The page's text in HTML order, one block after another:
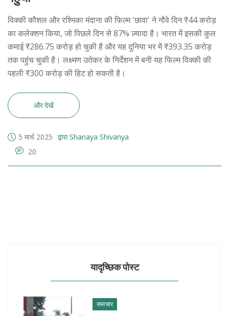
विक्की कौशल और रश्मिका मंदाना की फिल्म 'छावा' ने नौवे दिन ₹44 करोड़
का कलेक्शन किया, जो पिछले दिन से 87% ज़्यादा है। भारत में इसकी कुल
कमाई ₹286.75 करोड़ हो चुकी है और यह दुनिया भर में ₹393.35 करोड़
तक पहुंच चुकी है। लक्ष्मण उतेकर के निर्देशन में बनी यह फिल्म विक्की की
पहली ₹300 करोड़ की हिट हो सकती है।
और देखें
5 मार्च 2025 द्वारा Shanaya Shivanya
20
यादृच्छिक पोस्ट
समाचार